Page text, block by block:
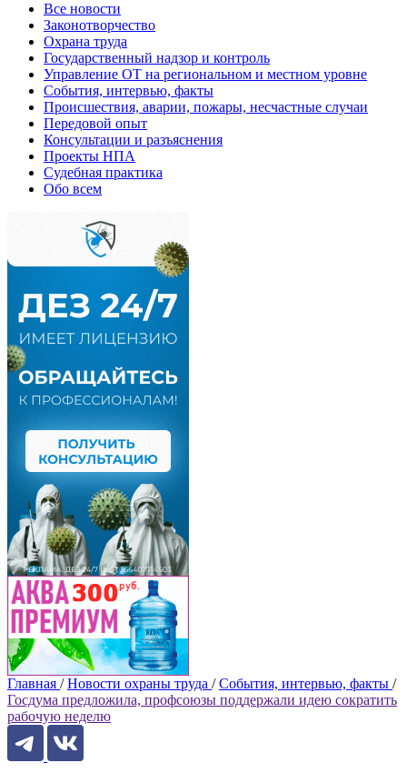
Все новости
Законотворчество
Охрана труда
Государственный надзор и контроль
Управление ОТ на региональном и местном уровне
События, интервью, факты
Происшествия, аварии, пожары, несчастные случаи
Передовой опыт
Консультации и разъяснения
Проекты НПА
Судебная практика
Обо всем
Главная / Новости охраны труда / События, интервью, факты /
Госдума предложила, профсоюзы поддержали идею сократить
рабочую неделю